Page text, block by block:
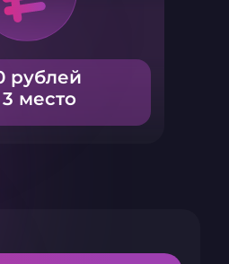
рублей
3 место